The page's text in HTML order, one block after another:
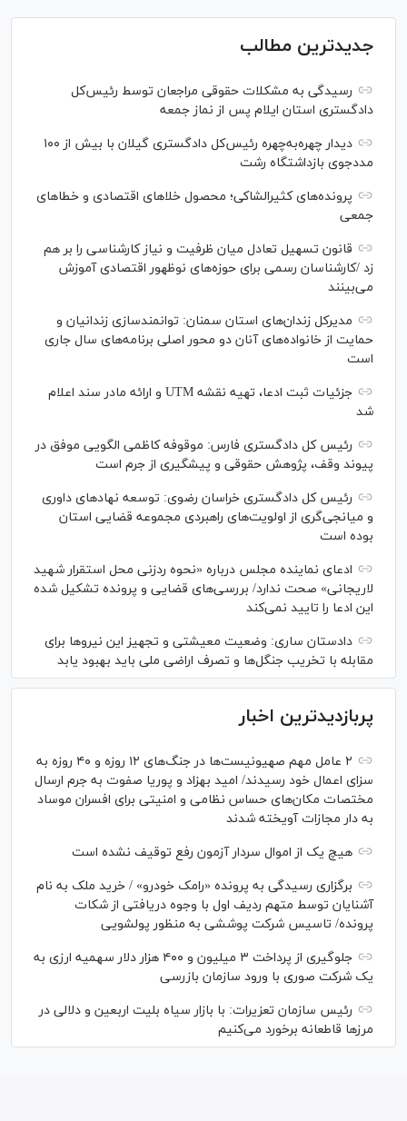
جدیدترین مطالب
رسیدگی به مشکلات حقوقی مراجعان توسط رئیس‌کل
دادگستری استان ایلام پس از نماز جمعه
دیدار چهره‌به‌چهره رئیس‌کل دادگستری گیلان با بیش از ۱۰۰
مددجوی بازداشتگاه رشت
پرونده‌های کثیرالشاکی؛ محصول خلا‌های اقتصادی و خطا‌های
جمعی
قانون تسهیل تعادل میان ظرفیت و نیاز کارشناسی را بر هم
زد /کارشناسان رسمی برای حوزه‌های نوظهور اقتصادی آموزش
می‌بینند
مدیرکل زندان‌های استان سمنان: توانمندسازی زندانیان و
حمایت از خانواده‌های آنان دو محور اصلی برنامه‌های سال جاری
است
جزئیات ثبت ادعا، تهیه نقشه UTM و ارائه مادر سند اعلام
شد
رئیس کل دادگستری فارس: موقوفه کاظمی الگویی موفق در
پیوند وقف، پژوهش حقوقی و پیشگیری از جرم است
رئیس کل دادگستری خراسان رضوی: توسعه نهاد‌های داوری
و میانجی‌گری از اولویت‌های راهبردی مجموعه قضایی استان
بوده است
ادعای نماینده مجلس درباره «نحوه ردزنی محل استقرار شهید
لاریجانی» صحت ندارد/ بررسی‌های قضایی و پرونده تشکیل شده
این ادعا را تایید نمی‌کند
دادستان ساری: وضعیت معیشتی و تجهیز این نیرو‌ها برای
مقابله با تخریب جنگل‌ها و تصرف اراضی ملی باید بهبود یابد
پربازدیدترین اخبار
۲ عامل مهم صهیونیست‌ها در جنگ‌های ۱۲ روزه و ۴۰ روزه به
سزای اعمال خود رسیدند/ امید بهزاد و پوریا صفوت به جرم ارسال
مختصات مکان‌های حساس نظامی و امنیتی برای افسران موساد
به دار مجازات آویخته شدند
هیچ یک از اموال سردار آزمون رفع توقیف نشده است
برگزاری رسیدگی به پرونده «رامک خودرو» / خرید ملک به نام
آشنایان توسط متهم ردیف اول با وجوه دریافتی از شکات
پرونده/ تاسیس شرکت پوششی به منظور پولشویی
جلوگیری از پرداخت ۳ میلیون و ۴۰۰ هزار دلار سهمیه ارزی به
یک شرکت صوری با ورود سازمان بازرسی
رئیس سازمان تعزیرات: با بازار سیاه بلیت اربعین و دلالی در
مرز‌ها قاطعانه برخورد می‌کنیم